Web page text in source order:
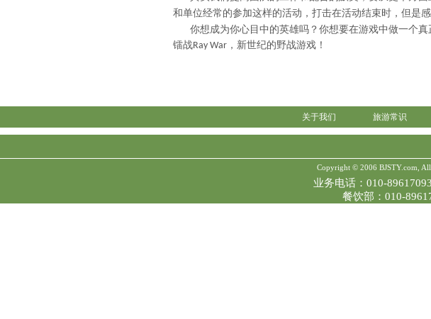
和单位经常的参加这样的活动，打击在活动结束时，但是
你想成为你心目中的英雄吗？你想要在游戏中做一个
镭战Ray War ，新世纪的野战游戏！
关于我们 旅游常识
Copyright © 2006 BJSTY.com, All
业务电话：010-
餐饮部：010-